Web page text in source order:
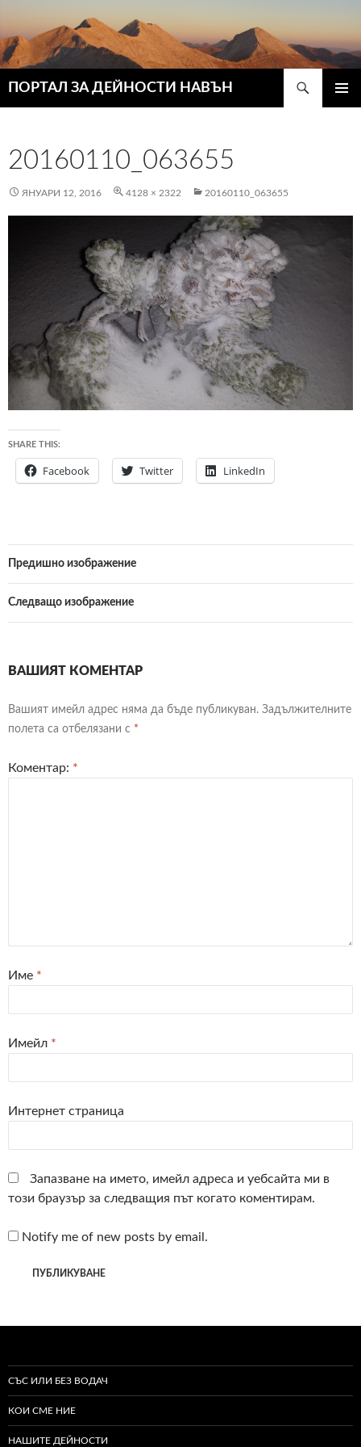
ПОРТАЛ ЗА ДЕЙНОСТИ НАВЪН
20160110_063655
ЯНУАРИ 12, 2016 4128 × 2322 20160110_063655
SHARE THIS:
Facebook Twitter LinkedIn
Предишно изображение
Следващо изображение
ВАШИЯТ КОМЕНТАР
Вашият имейл адрес няма да бъде публикуван. Задължителните
полета са отбелязани с *
Коментар: *
Име *
Имейл *
Интернет страница
Запазване на името, имейл адреса и уебсайта ми в
този браузър за следващия път когато коментирам.
Notify me of new posts by email.
СЪС ИЛИ БЕЗ ВОДАЧ
КОИ СМЕ НИЕ
НАШИТЕ ДЕЙНОСТИ